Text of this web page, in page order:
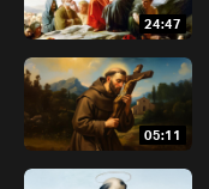
24:47
05:11